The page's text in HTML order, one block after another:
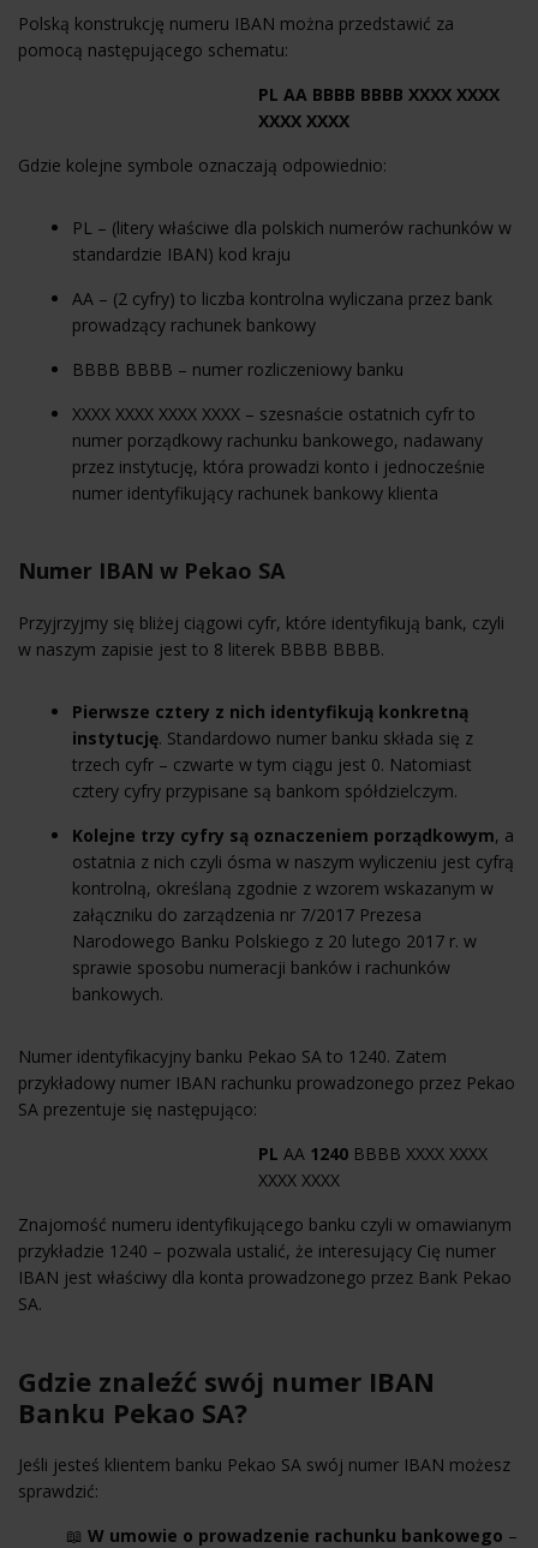
Polską konstrukcję numeru IBAN można przedstawić za
pomocą następującego schematu:
PL AA BBBB BBBB XXXX XXXX
XXXX XXXX
Gdzie kolejne symbole oznaczają odpowiednio:
PL – (litery właściwe dla polskich numerów rachunków w
standardzie IBAN) kod kraju
AA – (2 cyfry) to liczba kontrolna wyliczana przez bank
prowadzący rachunek bankowy
BBBB BBBB – numer rozliczeniowy banku
XXXX XXXX XXXX XXXX – szesnaście ostatnich cyfr to
numer porządkowy rachunku bankowego, nadawany
przez instytucję, która prowadzi konto i jednocześnie
numer identyfikujący rachunek bankowy klienta
Numer IBAN w Pekao SA
Przyjrzyjmy się bliżej ciągowi cyfr, które identyfikują bank, czyli
w naszym zapisie jest to 8 literek BBBB BBBB.
Pierwsze cztery z nich identyfikują konkretną
instytucję. Standardowo numer banku składa się z
trzech cyfr – czwarte w tym ciągu jest 0. Natomiast
cztery cyfry przypisane są bankom spółdzielczym.
Kolejne trzy cyfry są oznaczeniem porządkowym, a
ostatnia z nich czyli ósma w naszym wyliczeniu jest cyfrą
kontrolną, określaną zgodnie z wzorem wskazanym w
załączniku do zarządzenia nr 7/2017 Prezesa
Narodowego Banku Polskiego z 20 lutego 2017 r. w
sprawie sposobu numeracji banków i rachunków
bankowych.
Numer identyfikacyjny banku Pekao SA to 1240. Zatem
przykładowy numer IBAN rachunku prowadzonego przez Pekao
SA prezentuje się następująco:
PL AA 1240 BBBB XXXX XXXX
XXXX XXXX
Znajomość numeru identyfikującego banku czyli w omawianym
przykładzie 1240 – pozwala ustalić, że interesujący Cię numer
IBAN jest właściwy dla konta prowadzonego przez Bank Pekao
SA.
Gdzie znaleźć swój numer IBAN
Banku Pekao SA?
Jeśli jesteś klientem banku Pekao SA swój numer IBAN możesz
sprawdzić:
📖 W umowie o prowadzenie rachunku bankowego –